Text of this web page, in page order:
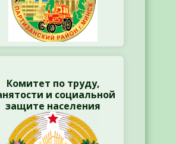
Комитет по труду,
и социальной
защите населения